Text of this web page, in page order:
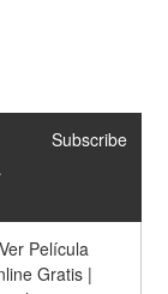
Subscribe
Película
Gratis |